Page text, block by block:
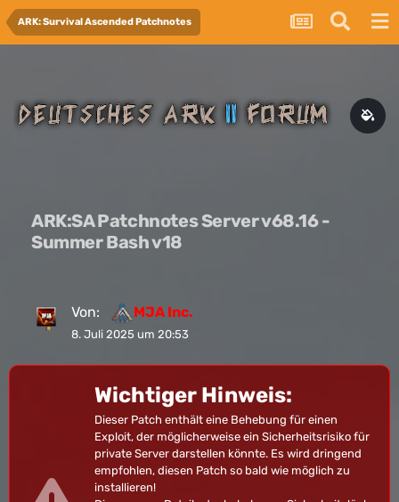
ARK: Survival Ascended Patchnotes
ARK:SA Patchnotes Server v68.16 -
Summer Bash v18
Von: MJA Inc.
8. Juli 2025 um 20:53
Wichtiger Hinweis:
Dieser Patch enthält eine Behebung für einen
Exploit, der möglicherweise ein Sicherheitsrisiko für
private Server darstellen könnte. Es wird dringend
empfohlen, diesen Patch so bald wie möglich zu
installieren!